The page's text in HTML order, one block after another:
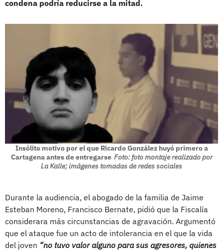
condena podría reducirse a la mitad.
Insólito motivo por el que Ricardo González huyó primero a
Cartagena antes de entregarse Foto: foto montaje realizado por
La Kalle; imágenes tomadas de redes sociales
Durante la audiencia, el abogado de la familia de Jaime
Esteban Moreno, Francisco Bernate, pidió que la Fiscalía
considerara más circunstancias de agravación. Argumentó
que el ataque fue un acto de intolerancia en el que la vida
del joven “no tuvo valor alguno para sus agresores, quienes